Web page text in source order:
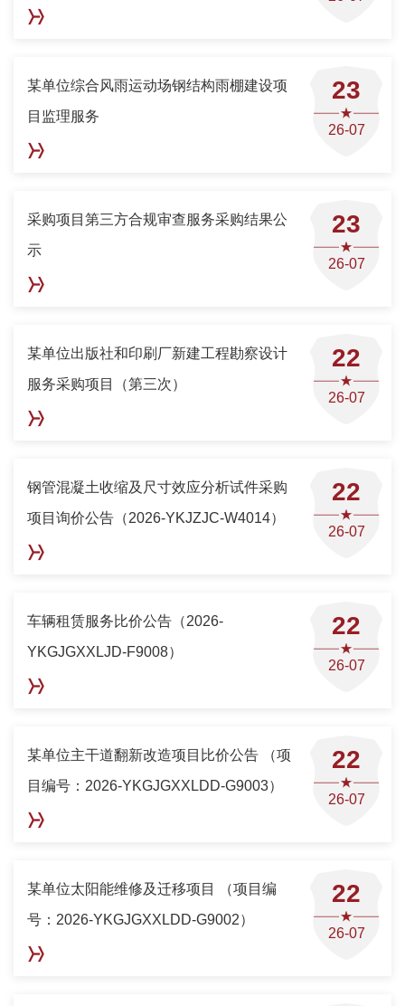
23
26-07
某单位综合风雨运动场钢结构雨棚建设项
目监理服务
23
26-07
​采购项目第三方合规审查服务采购结果公
示
22
26-07
某单位出版社和印刷厂新建工程勘察设计
服务采购项目（第三次）
22
26-07
钢管混凝土收缩及尺寸效应分析试件采购
项目询价公告（2026-YKJZJC-W4014）
22
26-07
车辆租赁服务比价公告（2026-
YKGJGXXLJD-F9008）
22
26-07
某单位主干道翻新改造项目比价公告 （项
目编号：2026-YKGJGXXLDD-G9003）
22
26-07
某单位太阳能维修及迁移项目 （项目编
号：2026-YKGJGXXLDD-G9002）